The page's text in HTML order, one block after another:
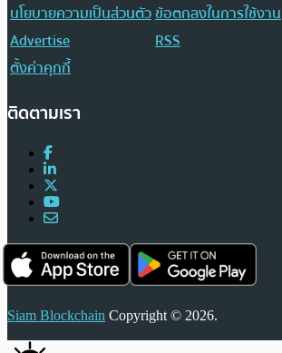
นโยบายความเป็นส่วนตัวข้อตกลงในการใช้งาน
Advertise
RSS
ตั้งค่าคุกกี้
ติดตามเรา
Siam Blockchain Copyright © 2026.